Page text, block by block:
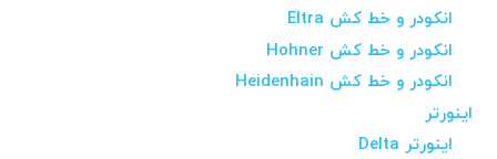
انکودر و خط کش Eltra
انکودر و خط کش Hohner
انکودر و خط کش Heidenhain
اینورتر
اینورتر Delta